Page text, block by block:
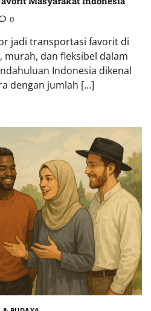
0
jadi transportasi favorit di
murah, dan fleksibel dalam
Indonesia dikenal
dengan jumlah […]